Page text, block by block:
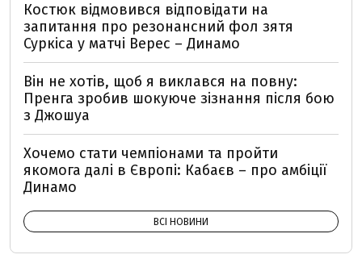
Костюк відмовився відповідати на
запитання про резонансний фол зятя
Суркіса у матчі Верес – Динамо
Він не хотів, щоб я виклався на повну:
Пренга зробив шокуюче зізнання після бою
з Джошуа
Хочемо стати чемпіонами та пройти
якомога далі в Європі: Кабаєв – про амбіції
Динамо
ВСІ НОВИНИ